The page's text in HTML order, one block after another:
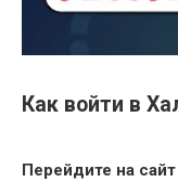
Как войти в
Перейдите на